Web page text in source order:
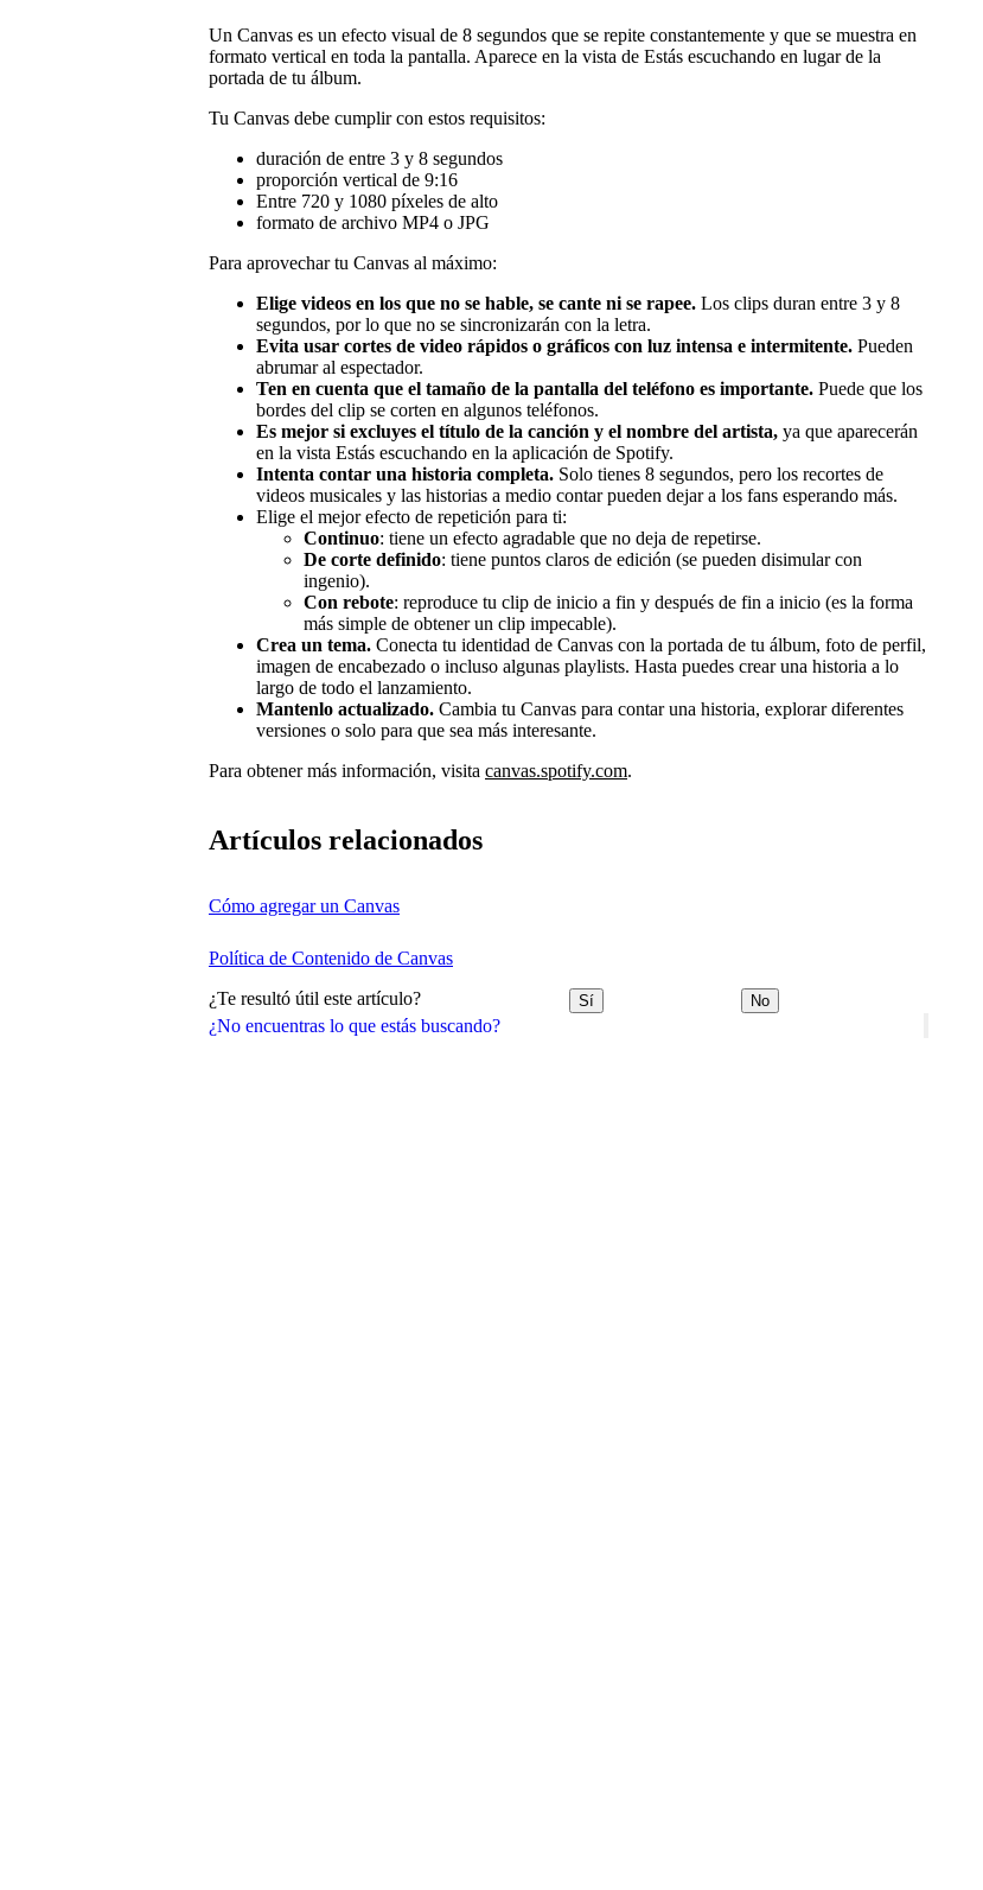
¿No encuentras lo que estás buscando?
Un Canvas es un efecto visual de 8 segundos que se repite constantemente y que se muestra en
formato vertical en toda la pantalla. Aparece en la vista de Estás escuchando en lugar de la
portada de tu álbum.
Tu Canvas debe cumplir con estos requisitos:
duración de entre 3 y 8 segundos
proporción vertical de 9:16
Entre 720 y 1080 píxeles de alto
formato de archivo MP4 o JPG
Para aprovechar tu Canvas al máximo:
Elige videos en los que no se hable, se cante ni se rapee. Los clips duran entre 3 y 8
segundos, por lo que no se sincronizarán con la letra.
Evita usar cortes de video rápidos o gráficos con luz intensa e intermitente. Pueden
abrumar al espectador.
Ten en cuenta que el tamaño de la pantalla del teléfono es importante. Puede que los
bordes del clip se corten en algunos teléfonos.
Es mejor si excluyes el título de la canción y el nombre del artista, ya que aparecerán
en la vista Estás escuchando en la aplicación de Spotify.
Intenta contar una historia completa. Solo tienes 8 segundos, pero los recortes de
videos musicales y las historias a medio contar pueden dejar a los fans esperando más.
Elige el mejor efecto de repetición para ti:
Continuo: tiene un efecto agradable que no deja de repetirse.
De corte definido: tiene puntos claros de edición (se pueden disimular con
ingenio).
Con rebote: reproduce tu clip de inicio a fin y después de fin a inicio (es la forma
más simple de obtener un clip impecable).
Crea un tema. Conecta tu identidad de Canvas con la portada de tu álbum, foto de perfil,
imagen de encabezado o incluso algunas playlists. Hasta puedes crear una historia a lo
largo de todo el lanzamiento.
Mantenlo actualizado. Cambia tu Canvas para contar una historia, explorar diferentes
versiones o solo para que sea más interesante.
Para obtener más información, visita canvas.spotify.com.
Artículos relacionados
Cómo agregar un Canvas
Política de Contenido de Canvas
¿Te resultó útil este artículo? Sí No